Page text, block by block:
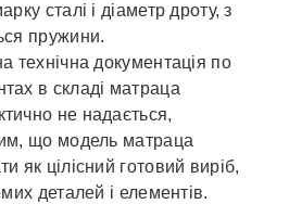
сталі і діаметр дроту, з
пружини.
технічна документація по
в складі матраца
не надається,
що модель матраца
як цілісний готовий виріб,
деталей і елементів.